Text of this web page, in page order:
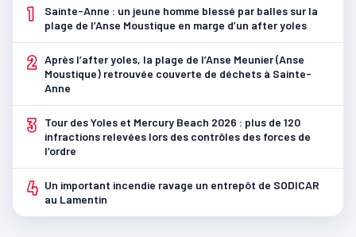
1
Sainte-Anne : un jeune homme blessé par balles sur la
plage de l’Anse Moustique en marge d’un after yoles
2 Après l’after yoles, la plage de l’Anse Meunier (Anse
Moustique) retrouvée couverte de déchets à Sainte-
Anne
3
Tour des Yoles et Mercury Beach 2026 : plus de 120
infractions relevées lors des contrôles des forces de
l’ordre
4 Un important incendie ravage un entrepôt de SODICAR
au Lamentin